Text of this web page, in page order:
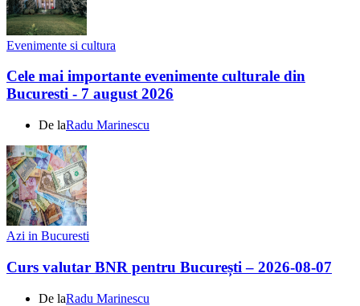
Evenimente si cultura
Cele mai importante evenimente culturale din
Bucuresti - 7 august 2026
De laRadu Marinescu
Azi in Bucuresti
Curs valutar BNR pentru București – 2026-08-07
De laRadu Marinescu